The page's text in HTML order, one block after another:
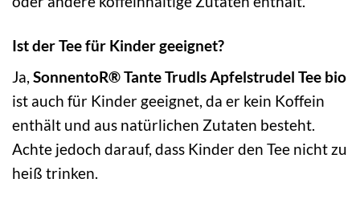
Ist der Tee für Kinder geeignet?
Ja, SonnentoR® Tante Trudls Apfelstrudel Tee bio
ist auch für Kinder geeignet, da er kein Koffein
enthält und aus natürlichen Zutaten besteht.
Achte jedoch darauf, dass Kinder den Tee nicht zu
heiß trinken.